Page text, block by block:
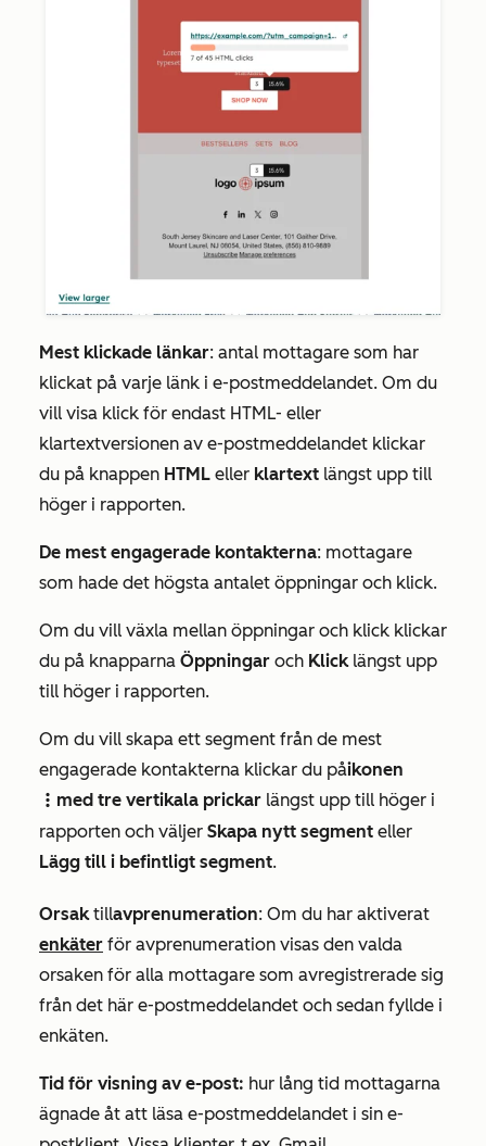
Mest klickade länkar: antal mottagare som har
klickat på varje länk i e-postmeddelandet. Om du
vill visa klick för endast HTML- eller
klartextversionen av e-postmeddelandet klickar
du på knappen HTML eller klartext längst upp till
höger i rapporten.
De mest engagerade kontakterna: mottagare
som hade det högsta antalet öppningar och klick.
Om du vill växla mellan öppningar och klick klickar
du på knapparna Öppningar och Klick längst upp
till höger i rapporten.
Om du vill skapa ett segment från de mest
engagerade kontakterna klickar du påikonen
verticalMenu med tre vertikala prickar längst upp till höger i
rapporten och väljer Skapa nytt segment eller
Lägg till i befintligt segment.
Orsaktillavprenumeration: Om du har aktiverat
enkäter för avprenumeration visas den valda
orsaken för alla mottagare som avregistrerade sig
från det här e-postmeddelandet och sedan fyllde i
enkäten.
Tid för visning av e-post: hur lång tid mottagarna
ägnade åt att läsa e-postmeddelandet i sin e-